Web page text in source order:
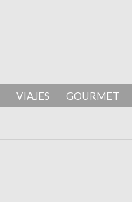
VIAJES GOURMET